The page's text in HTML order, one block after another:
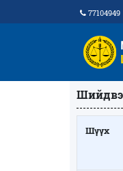
77104949
Шүүх